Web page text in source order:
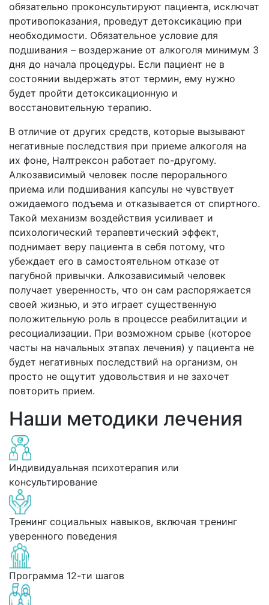
обязательно проконсультируют пациента, исключат
противопоказания, проведут детоксикацию при
необходимости. Обязательное условие для
подшивания – воздержание от алкоголя минимум 3
дня до начала процедуры. Если пациент не в
состоянии выдержать этот термин, ему нужно
будет пройти детоксикационную и
восстановительную терапию.
В отличие от других средств, которые вызывают
негативные последствия при приеме алкоголя на
их фоне, Налтрексон работает по-другому.
Алкозависимый человек после перорального
приема или подшивания капсулы не чувствует
ожидаемого подъема и отказывается от спиртного.
Такой механизм воздействия усиливает и
психологический терапевтический эффект,
поднимает веру пациента в себя потому, что
убеждает его в самостоятельном отказе от
пагубной привычки. Алкозависимый человек
получает уверенность, что он сам распоряжается
своей жизнью, и это играет существенную
положительную роль в процессе реабилитации и
ресоциализации. При возможном срыве (которое
часты на начальных этапах лечения) у пациента не
будет негативных последствий на организм, он
просто не ощутит удовольствия и не захочет
повторить прием.
Наши методики лечения
Индивидуальная психотерапия или
консультирование
Тренинг социальных навыков, включая тренинг
уверенного поведения
Программа 12-ти шагов